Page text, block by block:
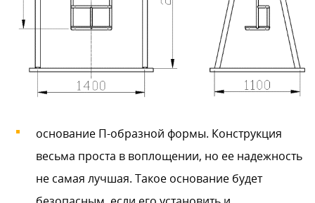
основание П-образной формы. Конструкция
весьма проста в воплощении, но ее надежность
не самая лучшая. Такое основание будет